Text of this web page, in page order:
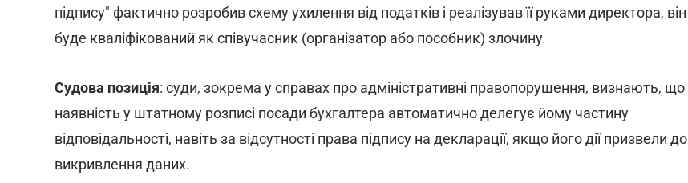
підпису" фактично розробив схему ухилення від податків і реалізував її руками директора, він
буде кваліфікований як співучасник (організатор або пособник) злочину.
Судова позиція: суди, зокрема у справах про адміністративні правопорушення, визнають, що
наявність у штатному розписі посади бухгалтера автоматично делегує йому частину
відповідальності, навіть за відсутності права підпису на декларації, якщо його дії призвели до
викривлення даних.